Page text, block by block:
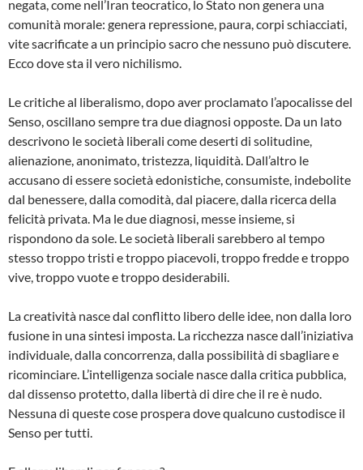
negata, come nell’Iran teocratico, lo Stato non genera una
comunità morale: genera repressione, paura, corpi schiacciati,
vite sacrificate a un principio sacro che nessuno può discutere.
Ecco dove sta il vero nichilismo.
Le critiche al liberalismo, dopo aver proclamato l’apocalisse del
Senso, oscillano sempre tra due diagnosi opposte. Da un lato
descrivono le società liberali come deserti di solitudine,
alienazione, anonimato, tristezza, liquidità. Dall’altro le
accusano di essere società edonistiche, consumiste, indebolite
dal benessere, dalla comodità, dal piacere, dalla ricerca della
felicità privata. Ma le due diagnosi, messe insieme, si
rispondono da sole. Le società liberali sarebbero al tempo
stesso troppo tristi e troppo piacevoli, troppo fredde e troppo
vive, troppo vuote e troppo desiderabili.
La creatività nasce dal conflitto libero delle idee, non dalla loro
fusione in una sintesi imposta. La ricchezza nasce dall’iniziativa
individuale, dalla concorrenza, dalla possibilità di sbagliare e
ricominciare. L’intelligenza sociale nasce dalla critica pubblica,
dal dissenso protetto, dalla libertà di dire che il re è nudo.
Nessuna di queste cose prospera dove qualcuno custodisce il
Senso per tutti.